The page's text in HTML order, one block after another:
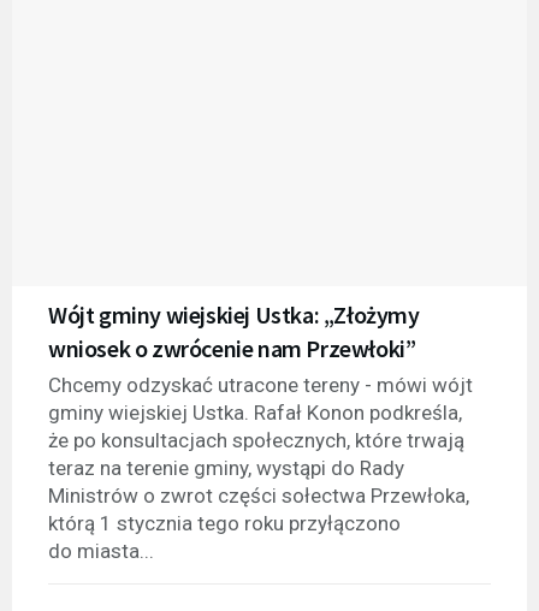
Wójt gminy wiejskiej Ustka: „Złożymy
wniosek o zwrócenie nam Przewłoki”
Chcemy odzyskać utracone tereny - mówi wójt
gminy wiejskiej Ustka. Rafał Konon podkreśla,
że po konsultacjach społecznych, które trwają
teraz na terenie gminy, wystąpi do Rady
Ministrów o zwrot części sołectwa Przewłoka,
którą 1 stycznia tego roku przyłączono
do miasta...